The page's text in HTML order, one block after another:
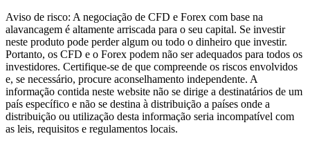
Aviso de risco: A negociação de CFD e Forex com base na
alavancagem é altamente arriscada para o seu capital. Se investir
neste produto pode perder algum ou todo o dinheiro que investir.
Portanto, os CFD e o Forex podem não ser adequados para todos os
investidores. Certifique-se de que compreende os riscos envolvidos
e, se necessário, procure aconselhamento independente. A
informação contida neste website não se dirige a destinatários de um
país específico e não se destina à distribuição a países onde a
distribuição ou utilização desta informação seria incompatível com
as leis, requisitos e regulamentos locais.